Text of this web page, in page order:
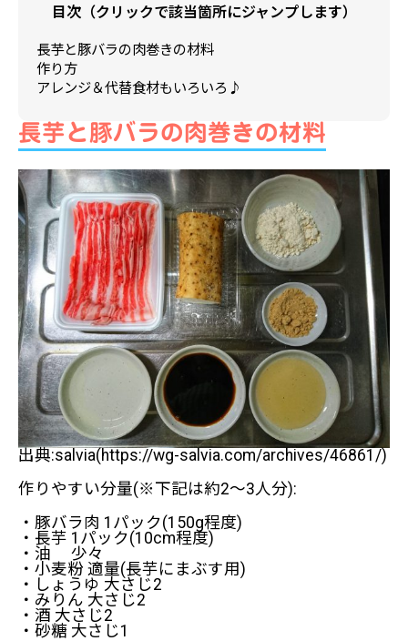
目次（クリックで該当箇所にジャンプします）
長芋と豚バラの肉巻きの材料
作り方
アレンジ＆代替食材もいろいろ♪
長芋と豚バラの肉巻きの材料
出典:salvia(https://wg-salvia.com/archives/46861/)
作りやすい分量(※下記は約2～3人分):
・豚バラ肉 1パック(150g程度)
・長芋 1パック(10cm程度)
・油 少々
・小麦粉 適量(長芋にまぶす用)
・しょうゆ 大さじ2
・みりん 大さじ2
・酒 大さじ2
・砂糖 大さじ1